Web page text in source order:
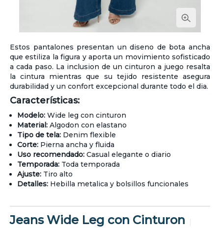
Estos pantalones presentan un diseno de bota ancha
que estiliza la figura y aporta un movimiento sofisticado
a cada paso. La inclusion de un cinturon a juego resalta
la cintura mientras que su tejido resistente asegura
durabilidad y un confort excepcional durante todo el dia.
Características:
Modelo: Wide leg con cinturon
Material: Algodon con elastano
Tipo de tela: Denim flexible
Corte: Pierna ancha y fluida
Uso recomendado: Casual elegante o diario
Temporada: Toda temporada
Ajuste: Tiro alto
Detalles: Hebilla metalica y bolsillos funcionales
Jeans Wide Leg con Cinturon